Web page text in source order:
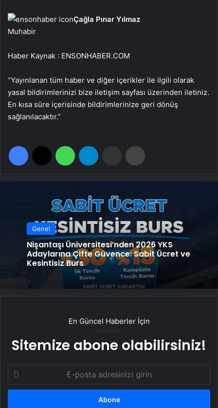
Çağla Pınar Yılmaz
Muhabir
Haber Kaynak : ENSONHABER.COM
“Yayınlanan tüm haber ve diğer içerikler ile ilgili olarak
yasal bildirimlerinizi bize iletişim sayfası üzerinden iletiniz.
En kısa süre içerisinde bildirimlerinize geri dönüş
sağlanılacaktır.”
Facebook WhatsApp Email'den paylaş
Genel
Nişantaşı Üniversitesi’nden 2026 YKS
Adaylarına Çifte Güvence: Sabit Ücret ve
Kesintisiz Burs
En Güncel Haberler İçin
Sitemize abone olabilirsiniz!
posta
adresinizi